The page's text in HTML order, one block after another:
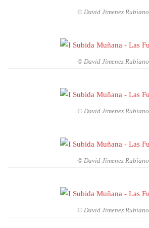
© David Jimenez Rubiano
© David Jimenez Rubiano
© David Jimenez Rubiano
© David Jimenez Rubiano
© David Jimenez Rubiano